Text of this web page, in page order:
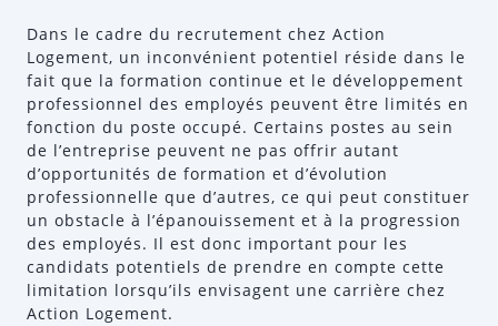
Dans le cadre du recrutement chez Action
Logement, un inconvénient potentiel réside dans le
fait que la formation continue et le développement
professionnel des employés peuvent être limités en
fonction du poste occupé. Certains postes au sein
de l’entreprise peuvent ne pas offrir autant
d’opportunités de formation et d’évolution
professionnelle que d’autres, ce qui peut constituer
un obstacle à l’épanouissement et à la progression
des employés. Il est donc important pour les
candidats potentiels de prendre en compte cette
limitation lorsqu’ils envisagent une carrière chez
Action Logement.